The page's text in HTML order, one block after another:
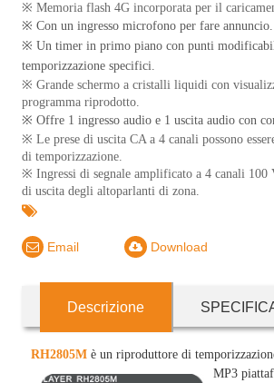
※ Memoria flash 4G incorporata per il
※ Con un ingresso microfono per fare annuncio.
※ Un timer in primo piano con punti
temporizzazione specifici.
※ Grande schermo a cristalli liquidi con
programma riprodotto.
※ Offre 1 ingresso audio e 1 uscita audio con
※ Le prese di uscita CA a 4 canali possono
di temporizzazione.
※ Ingressi di segnale amplificato a 4 canali 100
di uscita degli altoparlanti di zona.
Email Download
Descrizione
RH2805M è un riproduttore di
MP3